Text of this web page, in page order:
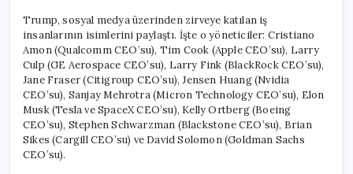
Trump, sosyal medya üzerinden zirveye katılan iş
insanlarının isimlerini paylaştı. İşte o yöneticiler: Cristiano
Amon (Qualcomm CEO’su), Tim Cook (Apple CEO’su), Larry
Culp (GE Aerospace CEO’su), Larry Fink (BlackRock CEO’su),
Jane Fraser (Citigroup CEO’su), Jensen Huang (Nvidia
CEO’su), Sanjay Mehrotra (Micron Technology CEO’su), Elon
Musk (Tesla ve SpaceX CEO’su), Kelly Ortberg (Boeing
CEO’su), Stephen Schwarzman (Blackstone CEO’su), Brian
Sikes (Cargill CEO’su) ve David Solomon (Goldman Sachs
CEO’su).